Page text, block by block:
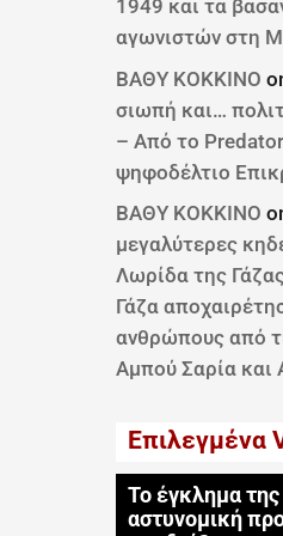
1949 και τα
αγωνιστών στη
ΒΑΘΥ ΚΟΚΚΙΝΟ
σιωπή και…
– Από το
ψηφοδέλτιο
ΒΑΘΥ ΚΟΚΚΙΝΟ
μεγαλύτερες
Λωρίδα της
Γάζα
ανθρώπους από
Αμπού Σαρία και
Επιλεγμένα
Το έγκλημα
αστυνομική